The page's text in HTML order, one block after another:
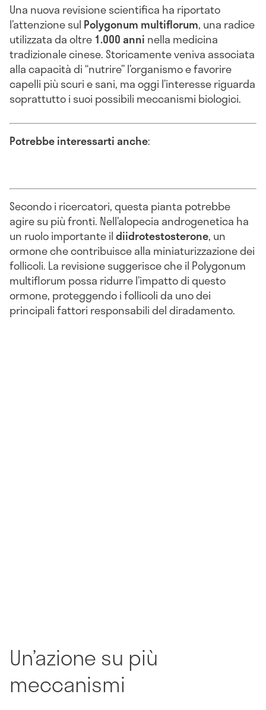
Una nuova revisione scientifica ha riportato
l’attenzione sul Polygonum multiflorum, una radice
utilizzata da oltre 1.000 anni nella medicina
tradizionale cinese. Storicamente veniva associata
alla capacità di “nutrire” l’organismo e favorire
capelli più scuri e sani, ma oggi l’interesse riguarda
soprattutto i suoi possibili meccanismi biologici.
Potrebbe interessarti anche:
Secondo i ricercatori, questa pianta potrebbe
agire su più fronti. Nell’alopecia androgenetica ha
un ruolo importante ildiidrotestosterone, un
ormone che contribuisce alla miniaturizzazione dei
follicoli. La revisione suggerisce che il Polygonum
multiflorum possa ridurre l’impatto di questo
ormone, proteggendo i follicoli da uno dei
principali fattori responsabili del diradamento.
Un’azione su più
meccanismi